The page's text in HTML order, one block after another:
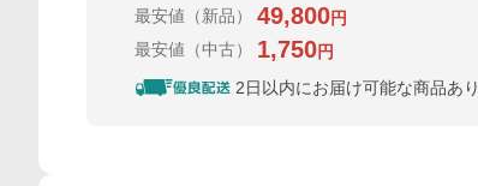
最安値 （新品） 49,800円
最安値 （中古） 1,750円
2日以内にお届け可能な商品あり